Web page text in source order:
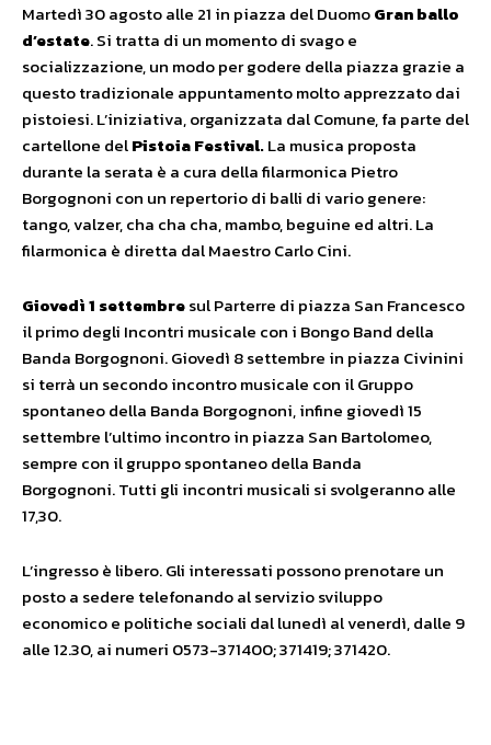
Martedì 30 agosto alle 21 in piazza del DuomoGran ballo
d’estate. Si tratta di un momento di svago e
socializzazione, un modo per godere della piazza grazie a
questo tradizionale appuntamento molto apprezzato dai
pistoiesi. L’iniziativa, organizzata dal Comune, fa parte del
cartellone delPistoia Festival.La musica proposta
durante la serata è a cura della filarmonica Pietro
Borgognoni con un repertorio di balli di vario genere:
tango, valzer, cha cha cha, mambo, beguine ed altri. La
filarmonica è diretta dal Maestro Carlo Cini.
Giovedì 1 settembresul Parterre di piazza San Francesco
il primo degli Incontri musicale con i Bongo Band della
Banda Borgognoni. Giovedì 8 settembre in piazza Civinini
si terrà un secondo incontro musicale con il Gruppo
spontaneo della Banda Borgognoni, infine giovedì 15
settembre l’ultimo incontro in piazza San Bartolomeo,
sempre con il gruppo spontaneo della Banda
Borgognoni. Tutti gli incontri musicali si svolgeranno alle
17,30.
L’ingresso è libero. Gli interessati possono prenotare un
posto a sedere telefonando al servizio sviluppo
economico e politiche sociali dal lunedì al venerdì, dalle 9
alle 12.30, ai numeri 0573-371400; 371419; 371420.